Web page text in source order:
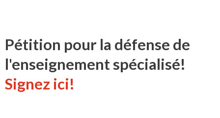
Pétition pour la défense de
l'enseignement spécialisé!
Signez ici!